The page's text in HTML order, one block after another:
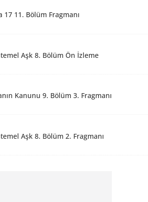
17 11. Bölüm Fragmanı
Aşk 8. Bölüm Ön İzleme
Kanunu 9. Bölüm 3. Fragmanı
Aşk 8. Bölüm 2. Fragmanı